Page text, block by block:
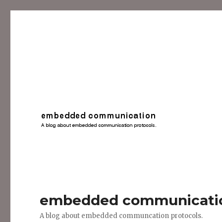
embedded
A blog about embedded communcation protocols.